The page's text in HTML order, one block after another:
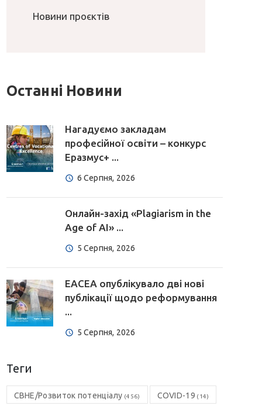
Новини проєктів
Останні Новини
Нагадуємо закладам
професійної освіти – конкурс
Еразмус+ ...
6 Серпня, 2026
Онлайн-захід «Plagiarism in the
Age of AI» ...
5 Серпня, 2026
EACEA опублікувало дві нові
публікації щодо реформування
...
5 Серпня, 2026
Теги
CBHE/Розвиток потенціалу (456) COVID-19 (14)